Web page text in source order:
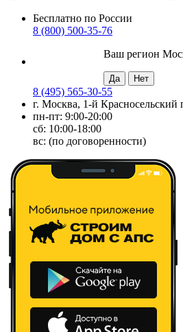
Бесплатно по России
8 (800) 500-35-76
Ваш регион
8 (495) 565-30-55
г. Москва, 1-й Красносельский
пн-пт: 9:00-20:00
сб: 10:00-18:00
вс: (по договоренности)